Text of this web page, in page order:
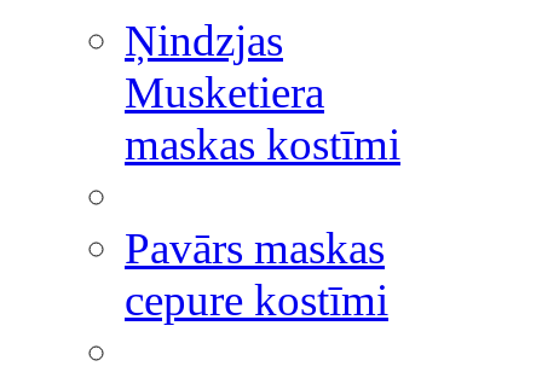
Ņindzjas
Musketiera
maskas kostīmi
Pavārs maskas
cepure kostīmi